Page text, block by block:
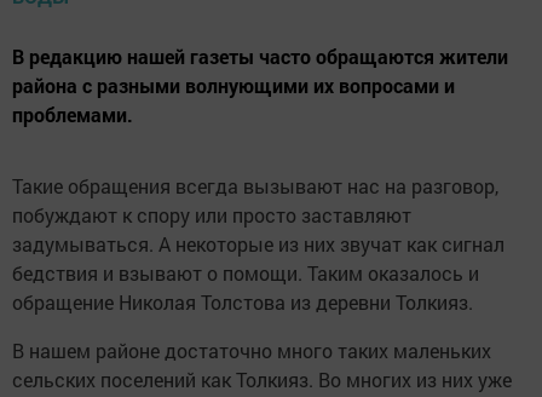
В редакцию нашей газеты часто обращаются жители
района с разными волнующими их вопросами и
проблемами.
Такие обращения всегда вызывают нас на разговор,
побуждают к спору или просто заставляют
задумываться. А некоторые из них звучат как сигнал
бедствия и взывают о помощи. Таким оказалось и
обращение Николая Толстова из деревни Толкияз.
В нашем районе достаточно много таких маленьких
сельских поселений как Толкияз. Во многих из них уже